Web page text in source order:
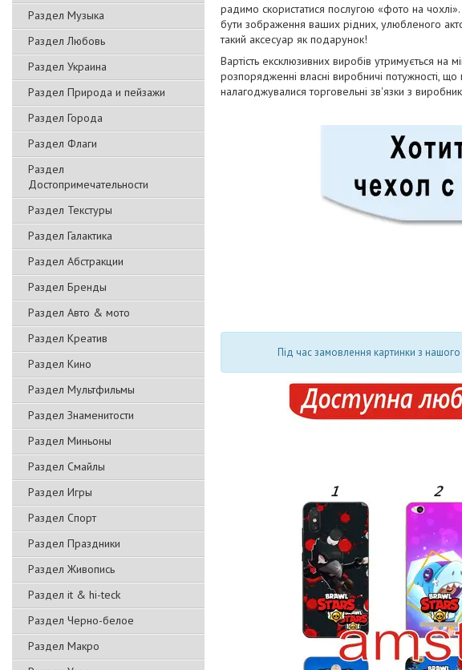
Раздел Музыка
Раздел Любовь
Раздел Украина
Раздел Природа и пейзажи
Раздел Города
Раздел Флаги
Раздел
Достопримечательности
Раздел Текстуры
Раздел Галактика
Раздел Абстракции
Раздел Бренды
Раздел Авто & мото
Раздел Креатив
Раздел Кино
Раздел Мультфильмы
Раздел Знаменитости
Раздел Миньоны
Раздел Смайлы
Раздел Игры
Раздел Спорт
Раздел Праздники
Раздел Живопись
Раздел it & hi-teck
Раздел Черно-белое
Раздел Макро
радимо скористатися послугою «фото на
бути зображення ваших рідних, улюбленого
такий аксесуар як подарунок!
Вартість ексклюзивних виробів утримується
розпорядженні власні виробничі потужності,
налагоджувалися торговельні зв'язки з
Під час замовлення картинки з